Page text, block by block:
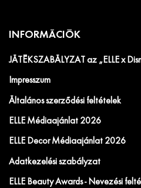
INFORMÁCIÓK
JÁTÉKSZABÁLYZAT az „ELLE x
Impresszum
Általános szerződési feltételek
ELLE Médiaajánlat 2026
ELLE Decor Médiaajánlat 2026
Adatkezelési szabályzat
ELLE Beauty Awards - Nevezési